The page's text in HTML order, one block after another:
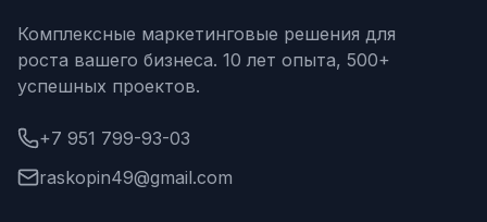
Google Analytics
Настройка систем аналитики
Комплексные маркетинговые решения для
роста вашего бизнеса. 10 лет опыта, 500+
успешных проектов.
+7 951 799-93-03
raskopin49@gmail.com